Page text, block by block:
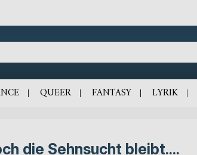
QUEER FANTASY LYRIK
die Sehnsucht bleibt....